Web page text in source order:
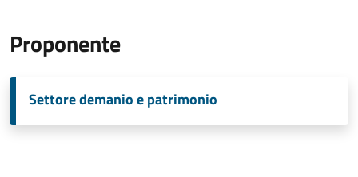
Proponente
Settore demanio e patrimonio